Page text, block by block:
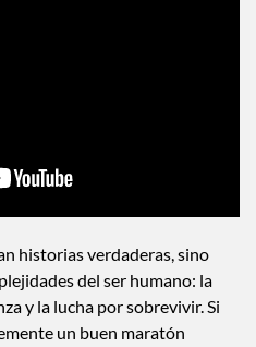
historias verdaderas, sino
del ser humano: la
y la lucha por sobrevivir. Si
un buen maratón